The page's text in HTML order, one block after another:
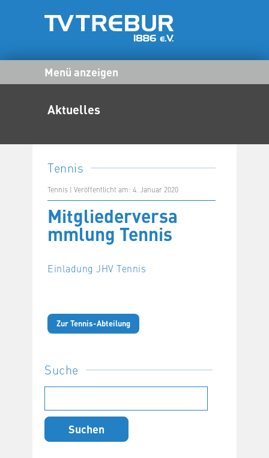
Menü anzeigen
Aktuelles
Tennis
Tennis | Veröffentlicht am: 4. Januar 2020
Mitgliederversa
mmlung Tennis
Einladung JHV Tennis
Zur Tennis-Abteilung
Suche
nach: